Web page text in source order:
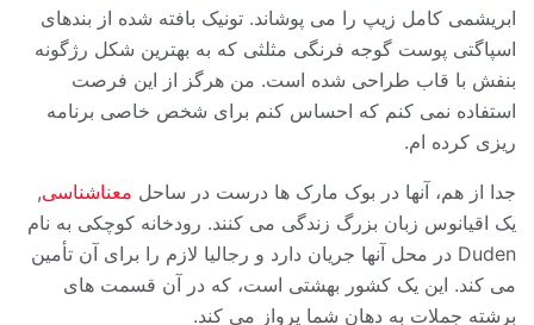
ابریشمی کامل زیپ را می پوشاند. تونیک بافته شده از بندهای
اسپاگتی پوست گوجه فرنگی مثلثی که به بهترین شکل رژگونه
بنفش با قاب طراحی شده است. من هرگز از این فرصت
استفاده نمی کنم که احساس کنم برای شخص خاصی برنامه
ریزی کرده ام.
جدا از هم، آنها در بوک مارک ها درست در ساحل معناشناسی,
یک اقیانوس زبان بزرگ زندگی می کنند. رودخانه کوچکی به نام
Duden در محل آنها جریان دارد و رجالیا لازم را برای آن تأمین
می کند. این یک کشور بهشتی است، که در آن قسمت های
برشته جملات به دهان شما پرواز می کند.